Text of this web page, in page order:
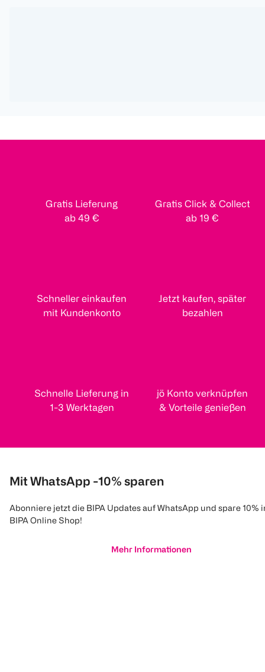
Gratis Lieferung
ab 49 €
Gratis Click & Collect
ab 19 €
Schneller einkaufen
mit Kundenkonto
Jetzt kaufen, später
bezahlen
Schnelle Lieferung in
1-3 Werktagen
jö Konto verknüpfen
& Vorteile genießen
Mit WhatsApp -10% sparen
Abonniere jetzt die BIPA Updates auf WhatsApp und spare 10%
BIPA Online Shop!
Mehr Informationen